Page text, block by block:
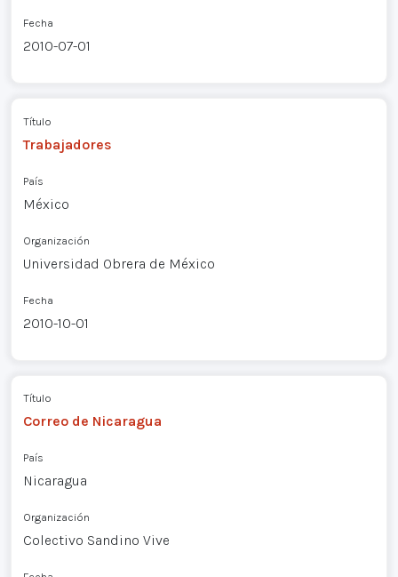
Fecha
2010-07-01
Título
Trabajadores
País
México
Organización
Universidad Obrera de México
Fecha
2010-10-01
Título
Correo de Nicaragua
País
Nicaragua
Organización
Colectivo Sandino Vive